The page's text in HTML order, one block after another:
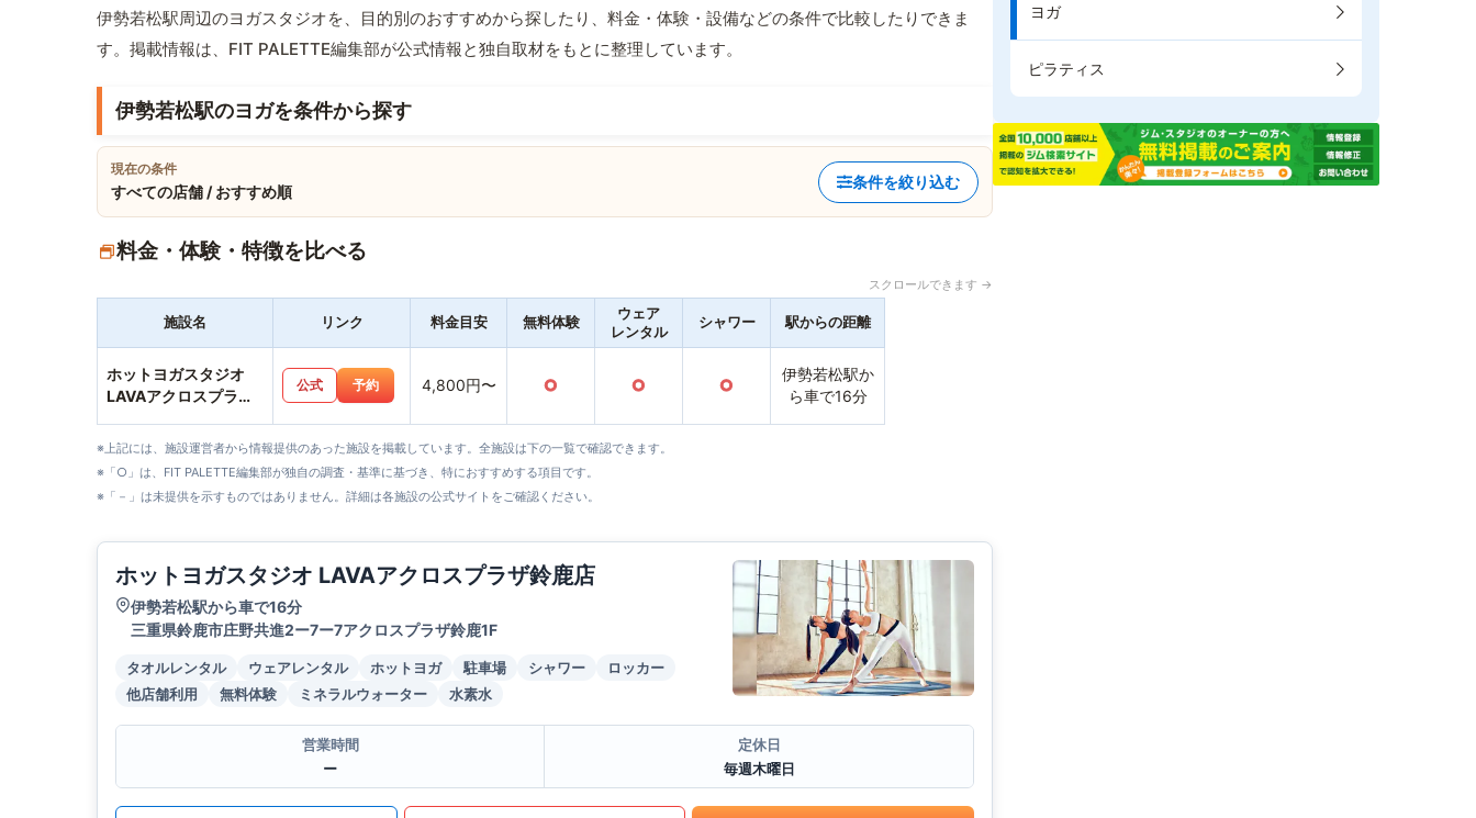
伊勢若松駅周辺のヨガスタジオを、目的別のおすすめから探したり、料金・体験・設備などの条件で比較したりできま
す。掲載情報は、FIT PALETTE編集部が公式情報と独自取材をもとに整理しています。
伊勢若松駅のヨガを条件から探す
現在の条件
すべての店舗 / おすすめ順
条件を絞り込む
料金・体験・特徴を比べる
スクロールできます →
施設名 リンク 料金目安 無料体験
ウェア
レンタル
シャワー 駅からの距離
ホットヨガスタジオ
LAVAアクロスプラザ
公式 予約 4,800円〜 ○ ○ ○
伊勢若松駅か
ら車で16分
※上記には、施設運営者から情報提供のあった施設を掲載しています。全施設は下の一覧で確認できます。
※「○」は、FIT PALETTE編集部が独自の調査・基準に基づき、特におすすめする項目です。
※「－」は未提供を示すものではありません。詳細は各施設の公式サイトをご確認ください。
ホットヨガスタジオ LAVAアクロスプラザ鈴鹿店
伊勢若松駅から車で16分
三重県鈴鹿市庄野共進2ー7ー7アクロスプラザ鈴鹿1F
タオルレンタル ウェアレンタル ホットヨガ 駐車場 シャワー
ロッカー
他店舗利用
無料体験 ミネラルウォーター 水素水
営業時間
ー
定休日
毎週木曜日
ヨガ
ピラティス